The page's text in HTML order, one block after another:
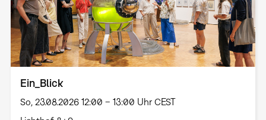
Ein_Blick
So, 23.08.2026 12:00 – 13:00 Uhr CEST